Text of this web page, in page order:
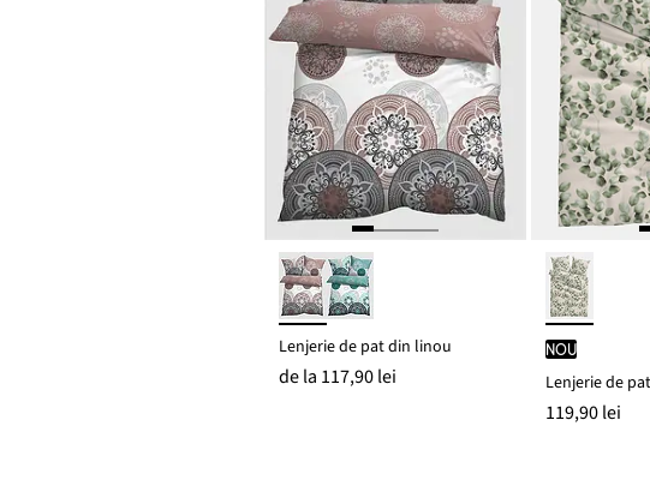
Lenjerie de pat din linou
de la 117,90 lei
nou
Lenjerie de
119,90 lei